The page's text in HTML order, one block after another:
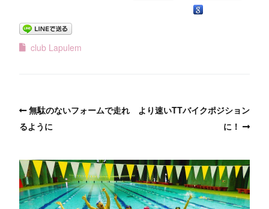
club Lapulem
無駄のないフォームで走れ
るように
より速いTTバイクポジション
に！